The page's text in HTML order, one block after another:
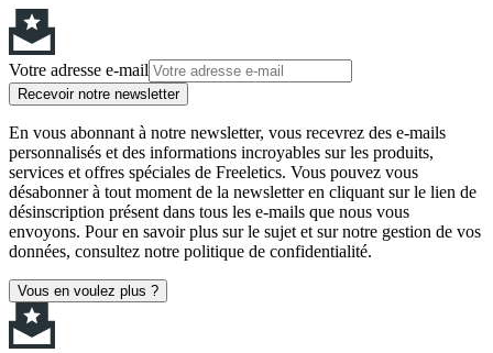
Votre adresse e-mail
Recevoir notre newsletter
En vous abonnant à notre newsletter, vous recevrez des e-mails
personnalisés et des informations incroyables sur les produits,
services et offres spéciales de Freeletics. Vous pouvez vous
désabonner à tout moment de la newsletter en cliquant sur le lien de
désinscription présent dans tous les e-mails que nous vous
envoyons. Pour en savoir plus sur le sujet et sur notre gestion de vos
données, consultez notre politique de confidentialité.
Vous en voulez plus ?